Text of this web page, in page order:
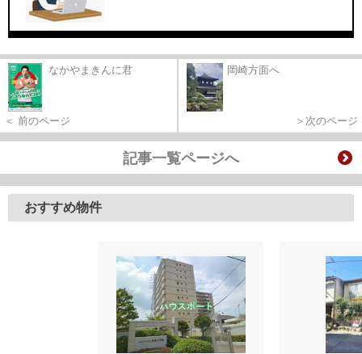
なかやまきんに君
＜ 前のページ
岡崎方面へ
＞次のページ
記事一覧ページへ
おすすめ物件